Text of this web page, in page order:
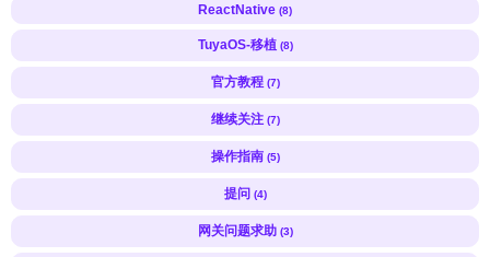
ReactNative (8)
TuyaOS-移植 (8)
官方教程 (7)
继续关注 (7)
操作指南 (5)
提问 (4)
网关问题求助 (3)